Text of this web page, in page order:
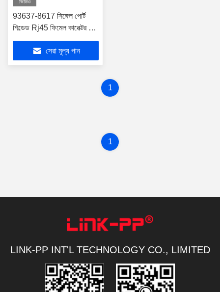
ভিডিও
93637-8617 সিঙ্গেল পোর্ট
শিল্ডেড Rj45 ফিমেল কানেক্টর যার
লেড ট্যাব আপ 1000 বেস-টি
সেরা মূল্য পান
1
1
LINK-PP INT'L TECHNOLOGY CO., LIMITED